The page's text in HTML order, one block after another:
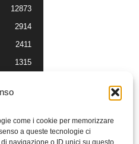
come i cookie per memorizzare
a queste tecnologie ci
navigazione o ID unici su questo
12873
2914
2411
1315